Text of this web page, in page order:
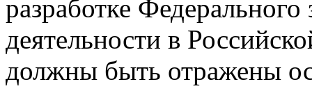
разработке
деятельности в
должны быть отражены